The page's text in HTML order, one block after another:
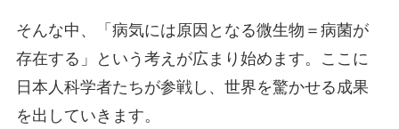
そんな中、「病気には原因となる微生物＝病菌が
存在する」という考えが広まり始めます。ここに
日本人科学者たちが参戦し、世界を驚かせる成果
を出していきます。